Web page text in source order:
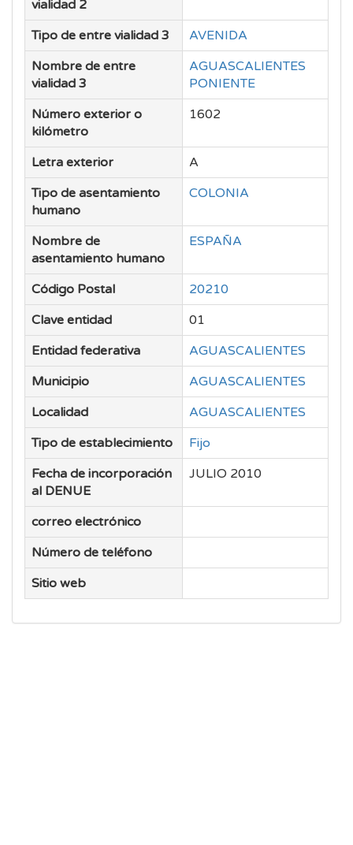
vialidad 2
Tipo de entre vialidad 3
AVENIDA
Nombre de entre
vialidad 3
AGUASCALIENTES
PONIENTE
Número exterior o
kilómetro
1602
Letra exterior
A
Tipo de asentamiento
humano
COLONIA
Nombre de
asentamiento humano
ESPAÑA
Código Postal
20210
Clave entidad
01
Entidad federativa
AGUASCALIENTES
Municipio
AGUASCALIENTES
Localidad
AGUASCALIENTES
Tipo de establecimiento
Fijo
Fecha de incorporación
al DENUE
JULIO 2010
correo electrónico
Número de teléfono
Sitio web